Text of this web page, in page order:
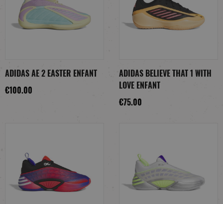
ADIDAS AE 2 EASTER ENFANT
€100.00
ADIDAS BELIEVE THAT 1 WITH
LOVE ENFANT
€75.00